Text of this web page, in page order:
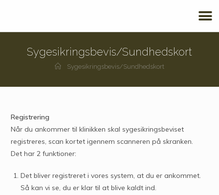
Sygesikringsbevis/Sundhedskort
Sygesikringsbevis/Sundhedskort
Registrering
Når du ankommer til klinikken skal sygesikringsbeviset
registreres, scan kortet igennem scanneren på skranken.
Det har 2 funktioner:
Det bliver registreret i vores system, at du er ankommet.
Så kan vi se, du er klar til at blive kaldt ind.